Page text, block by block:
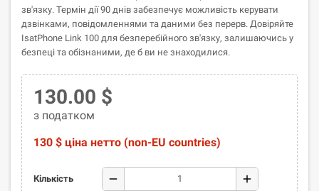
зв'язку. Термін дії 90 днів забезпечує можливість керувати
дзвінками, повідомленнями та даними без перерв. Довіряйте
IsatPhone Link 100 для безперебійного зв'язку, залишаючись у
безпеці та обізнаними, де б ви не знаходилися.
130.00 $
з податком
130 $ ціна нетто (non-EU countries)
Кількість remove add